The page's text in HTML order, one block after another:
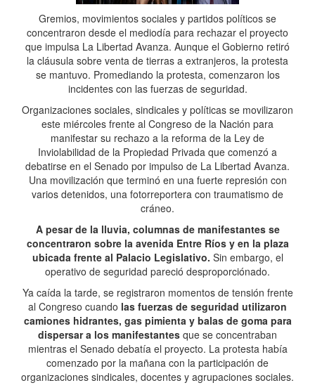
Gremios, movimientos sociales y partidos políticos se
concentraron desde el mediodía para rechazar el proyecto
que impulsa La Libertad Avanza. Aunque el Gobierno retiró
la cláusula sobre venta de tierras a extranjeros, la protesta
se mantuvo. Promediando la protesta, comenzaron los
incidentes con las fuerzas de seguridad.
Organizaciones sociales, sindicales y políticas se movilizaron
este miércoles frente al Congreso de la Nación para
manifestar su rechazo a la reforma de la Ley de
Inviolabilidad de la Propiedad Privada que comenzó a
debatirse en el Senado por impulso de La Libertad Avanza.
Una movilización que terminó en una fuerte represión con
varios detenidos, una fotorreportera con traumatismo de
cráneo.
A pesar de la lluvia, columnas de manifestantes se
concentraron sobre la avenida Entre Ríos y en la plaza
ubicada frente al Palacio Legislativo. Sin embargo, el
operativo de seguridad pareció desproporciónado.
Ya caída la tarde, se registraron momentos de tensión frente
al Congreso cuando las fuerzas de seguridad utilizaron
camiones hidrantes, gas pimienta y balas de goma para
dispersar a los manifestantes que se concentraban
mientras el Senado debatía el proyecto. La protesta había
comenzado por la mañana con la participación de
organizaciones sindicales, docentes y agrupaciones sociales.